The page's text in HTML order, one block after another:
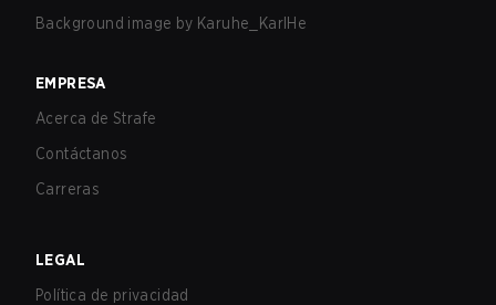
Background image by Karuhe_KarlHe
EMPRESA
Acerca de Strafe
Contáctanos
Carreras
LEGAL
Política de privacidad